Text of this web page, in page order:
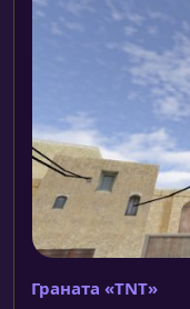
Граната «TNT»